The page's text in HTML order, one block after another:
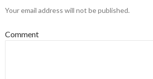
Your email address will not be published.
Comment